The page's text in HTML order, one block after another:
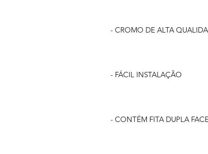
- CROMO DE ALTA
- FÁCIL INSTALAÇÃO
- CONTÉM FITA DUPLA